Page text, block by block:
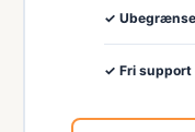
✓
✓ Fri